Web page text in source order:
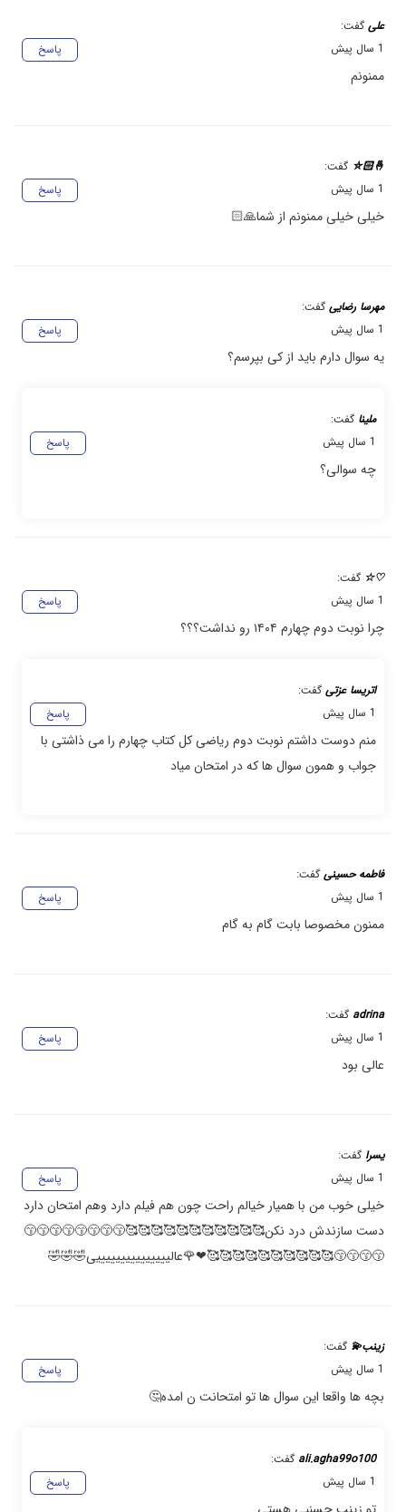
علی گفت:
پاسخ
1 سال پیش
ممنونم
🤞🏻⛤ گفت:
پاسخ
1 سال پیش
خیلی خیلی ممنونم از شما🙏🏻
مهرسا رضایی گفت:
پاسخ
1 سال پیش
یه سوال دارم باید از کی بپرسم؟
ملینا گفت:
پاسخ
1 سال پیش
چه سوالی؟
♡☆ گفت:
پاسخ
1 سال پیش
چرا نوبت دوم چهارم ۱۴۰۴ رو نداشت؟؟؟
اتریسا عزتی گفت:
پاسخ
1 سال پیش
منم دوست داشتم نوبت دوم ریاضی کل کتاب چهارم را می ذاشتی با
جواب و همون سوال ها که در امتحان میاد
فاطمه حسینی گفت:
پاسخ
1 سال پیش
ممنون مخصوصا بابت گام به گام
adrina گفت:
پاسخ
1 سال پیش
عالی بود
یسرا گفت:
پاسخ
1 سال پیش
خیلی خوب من با همیار خیالم راحت چون هم فیلم دارد وهم امتحان‌ دارد
دست سازندش درد نکن🥰🥰🥰🥰🥰🥰🥰🥰🥰🥰🥰😙😙😙😙😙😙😙😙
😙😙😙😙🥰🥰🥰🥰🥰🥰🥰🥰🥰🥰❤🌹عالیییییییییییییییی🤣🤣🤣
زینب💫 گفت:
پاسخ
1 سال پیش
بچه ها واقعا این سوال ها تو امتحانت ن امده🤔
ali.agha99o100 گفت:
پاسخ
1 سال پیش